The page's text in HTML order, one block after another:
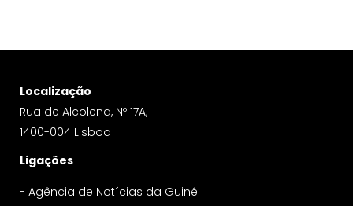
Localização
Rua de Alcolena, Nº 17A,
1400-004 Lisboa
Ligações
- Agência de Notícias da Guiné